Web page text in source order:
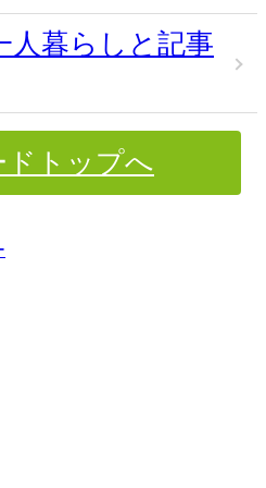
人暮らしと記事
ドトップへ